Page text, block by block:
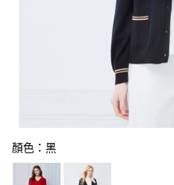
顏色：黑